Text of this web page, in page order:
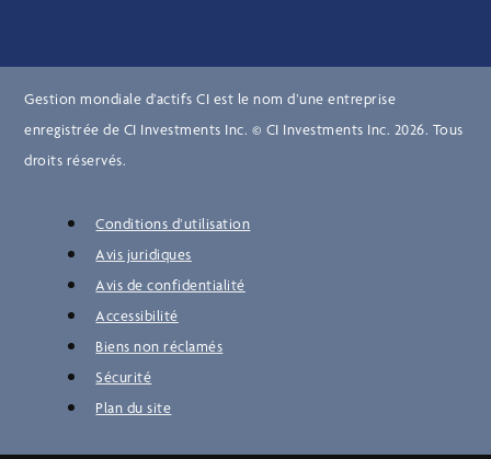
Gestion mondiale d’actifs CI est le nom d’une entreprise
enregistrée de CI Investments Inc. © CI Investments Inc. 2026. Tous
droits réservés.
Conditions d’utilisation
Avis juridiques
Avis de confidentialité
Accessibilité
Biens non réclamés
Sécurité
Plan du site